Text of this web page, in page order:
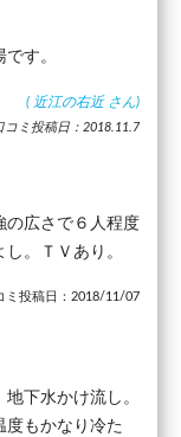
す。
( 近江の右近 さん)
コミ投稿日：2018.11.7
の広さで６人程度
。ＴＶあり。
ミ投稿日：2018/11/07
下水かけ流し。
度もかなり冷た